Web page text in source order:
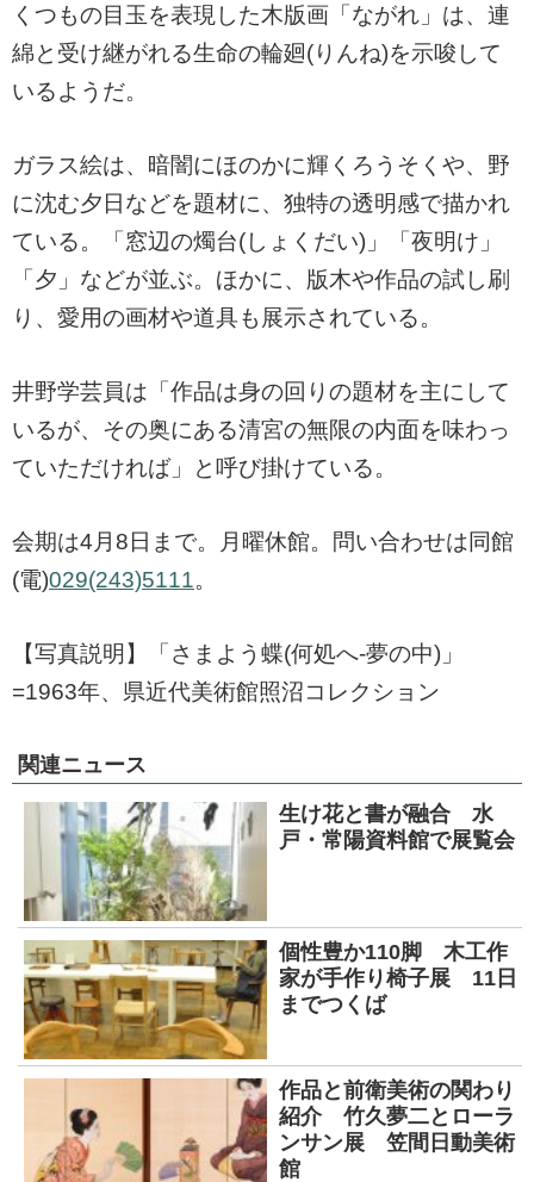
くつもの目玉を表現した木版画「ながれ」は、連
綿と受け継がれる生命の輪廻(りんね)を示唆して
いるようだ。
ガラス絵は、暗闇にほのかに輝くろうそくや、野
に沈む夕日などを題材に、独特の透明感で描かれ
ている。「窓辺の燭台(しょくだい)」「夜明け」
「夕」などが並ぶ。ほかに、版木や作品の試し刷
り、愛用の画材や道具も展示されている。
井野学芸員は「作品は身の回りの題材を主にして
いるが、その奥にある清宮の無限の内面を味わっ
ていただければ」と呼び掛けている。
会期は4月8日まで。月曜休館。問い合わせは同館
(電)029(243)5111。
【写真説明】「さまよう蝶(何処へ-夢の中)」
=1963年、県近代美術館照沼コレクション
関連ニュース
生け花と書が融合 水
戸・常陽資料館で展覧会
個性豊か110脚 木工作
家が手作り椅子展 11日
までつくば
作品と前衛美術の関わり
紹介 竹久夢二とローラ
ンサン展 笠間日動美術
館